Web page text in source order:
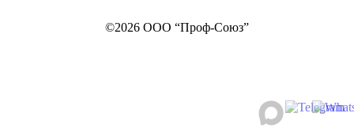
©2026 ООО “Проф-Союз”